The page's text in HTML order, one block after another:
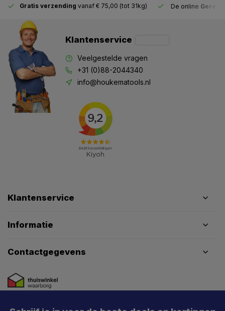
Gratis verzending vanaf € 75,00 (tot 31kg) De online
Klantenservice
Veelgestelde vragen
+31 (0)88-2044340
info@houkematools.nl
Klantenservice
Informatie
Contactgegevens